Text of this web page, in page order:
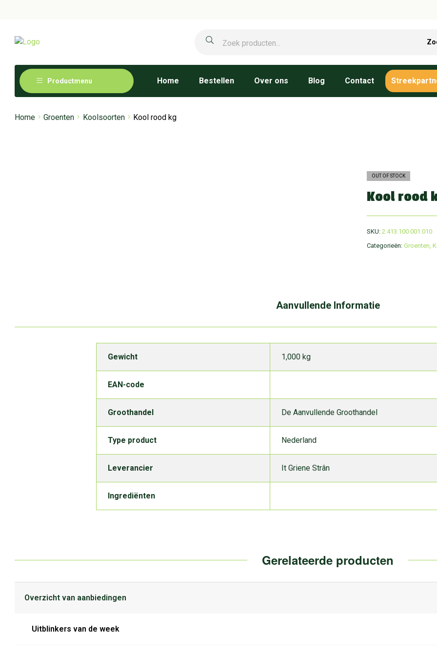
Productmenu Home Bestellen Over ons Blog Contact
Home Groenten Koolsoorten Kool rood kg
OUT OF STOCK
Kool rood
SKU: 2.413.100.001.010
Categorieën: Groenten
Aanvullende Informatie
Gewicht 1,000 kg
EAN-code
Groothandel De Aanvullende Groothandel
Type product Nederland
Leverancier It Griene Strân
Ingrediënten
Gerelateerde producten
Overzicht van aanbiedingen
Uitblinkers van de week